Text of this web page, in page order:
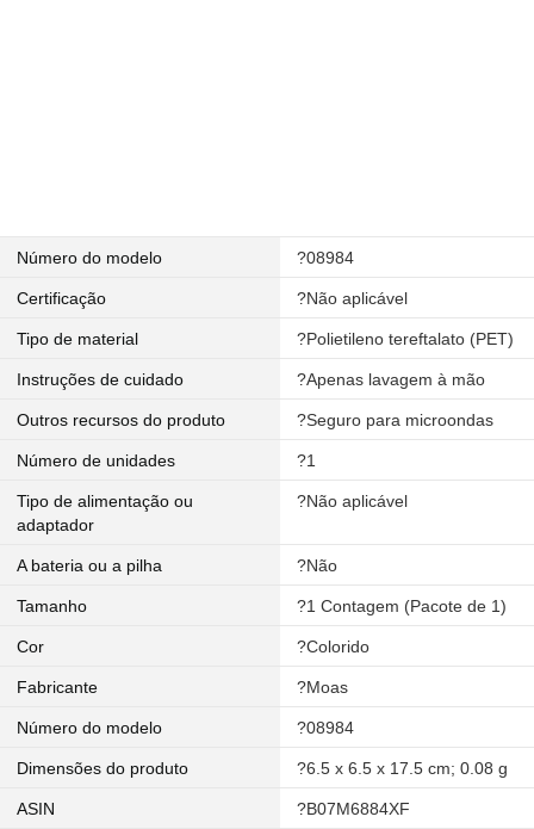
Número do modelo ?08984
Certificação ?Não aplicável
Tipo de material ?Polietileno tereftalato (PET)
Instruções de cuidado ?Apenas lavagem à mão
Outros recursos do produto ?Seguro para microondas
Número de unidades ?1
Tipo de alimentação ou
adaptador
?Não aplicável
A bateria ou a pilha ?Não
Tamanho ?1 Contagem (Pacote de 1)
Cor ?Colorido
Fabricante ?Moas
Número do modelo ?08984
Dimensões do produto ?6.5 x 6.5 x 17.5 cm; 0.08 g
ASIN ?B07M6884XF